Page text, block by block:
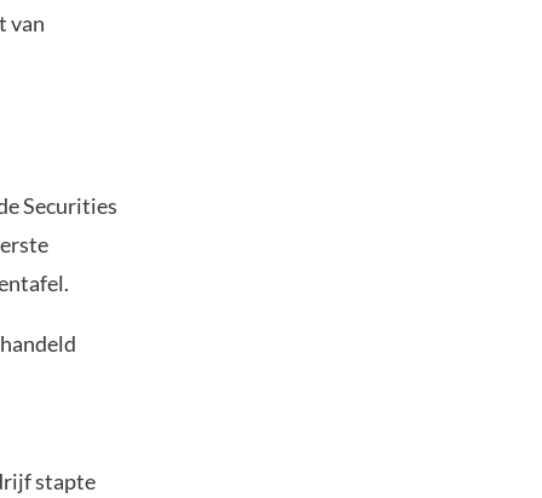
van
Securities
stapte